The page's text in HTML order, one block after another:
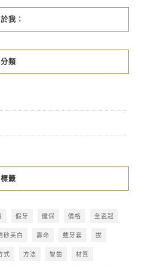
我：
分類
標籤
假牙 健保 價格 全瓷冠
砂美白 壽命 戴牙套 拔
式 方法 智齒 材質